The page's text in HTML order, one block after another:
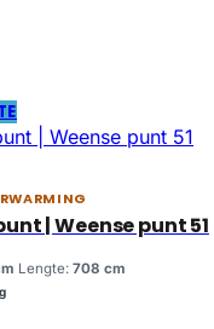
| Weense punt 51
Lengte: 708 cm